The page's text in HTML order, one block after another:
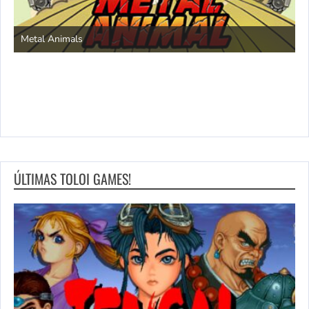
Metal Animals
ÚLTIMAS TOLOI GAMES!